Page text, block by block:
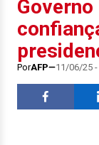
PorAFP 11/06/25